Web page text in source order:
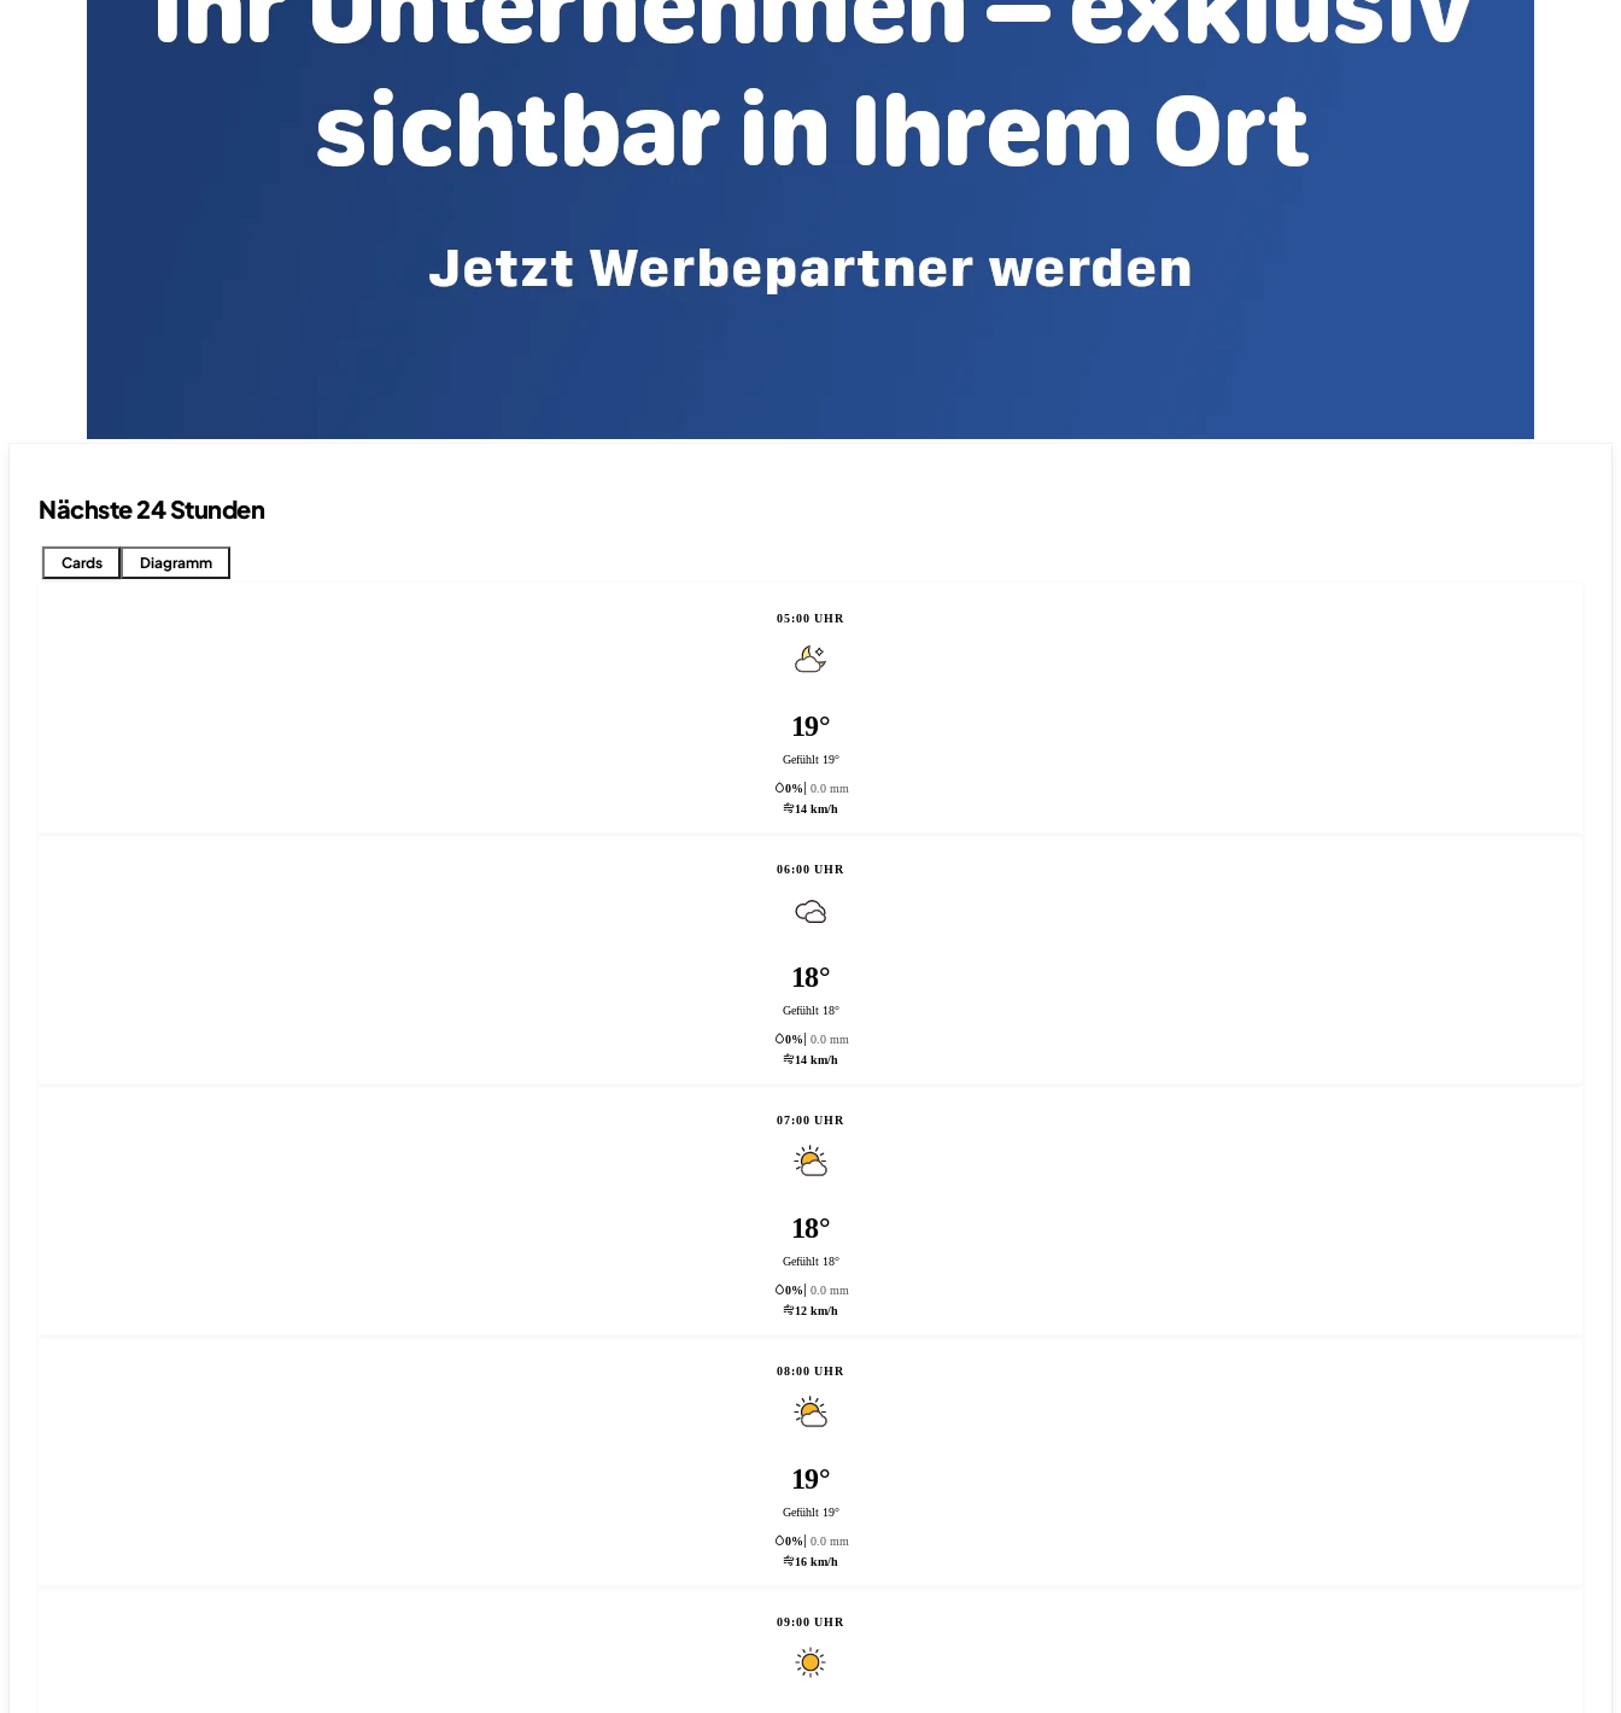
Nächste 24 Stunden
Cards Diagramm
05:00 UHR
19°
Gefühlt 19°
0%
0.0 mm
14 km/h
06:00 UHR
18°
Gefühlt 18°
0%
0.0 mm
14 km/h
07:00 UHR
18°
Gefühlt 18°
0%
0.0 mm
12 km/h
08:00 UHR
19°
Gefühlt 19°
0%
0.0 mm
16 km/h
09:00 UHR